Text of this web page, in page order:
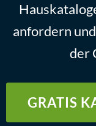
anfordern
der
GRATIS